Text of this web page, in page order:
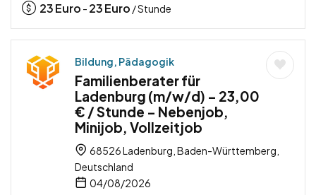
23Euro - 23Euro / Stunde
Bildung, Pädagogik
Familienberater für
Ladenburg (m/w/d) – 23,00
€ / Stunde – Nebenjob,
Minijob, Vollzeitjob
68526 Ladenburg, Baden-Württemberg,
Deutschland
04/08/2026